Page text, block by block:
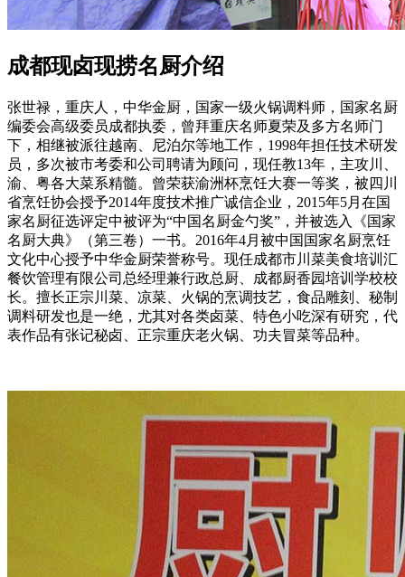
成都现卤现捞名厨介绍
张世禄，重庆人，中华金厨，国家一级火锅调料师，国家名厨
编委会高级委员成都执委，曾拜重庆名师夏荣及多方名师门
下，相继被派往越南、尼泊尔等地工作，1998年担任技术研发
员，多次被市考委和公司聘请为顾问，现任教13年，主攻川、
渝、粤各大菜系精髓。曾荣获渝洲杯烹饪大赛一等奖，被四川
省烹饪协会授予2014年度技术推广诚信企业，2015年5月在国
家名厨征选评定中被评为“中国名厨金勺奖”，并被选入《国家
名厨大典》（第三卷）一书。2016年4月被中国国家名厨烹饪
文化中心授予中华金厨荣誉称号。现任成都市川菜美食培训汇
餐饮管理有限公司总经理兼行政总厨、成都厨香园培训学校校
长。擅长正宗川菜、凉菜、火锅的烹调技艺，食品雕刻、秘制
调料研发也是一绝，尤其对各类卤菜、特色小吃深有研究，代
表作品有张记秘卤、正宗重庆老火锅、功夫冒菜等品种。